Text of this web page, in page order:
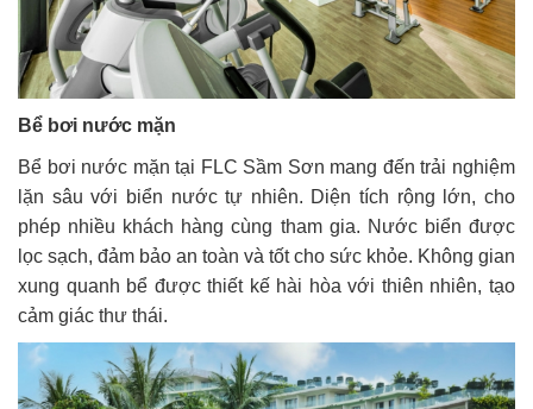
Bể bơi nước mặn
Bể bơi nước mặn tại FLC Sầm Sơn mang đến trải nghiệm
lặn sâu với biển nước tự nhiên. Diện tích rộng lớn, cho
phép nhiều khách hàng cùng tham gia. Nước biển được
lọc sạch, đảm bảo an toàn và tốt cho sức khỏe. Không gian
xung quanh bể được thiết kế hài hòa với thiên nhiên, tạo
cảm giác thư thái.